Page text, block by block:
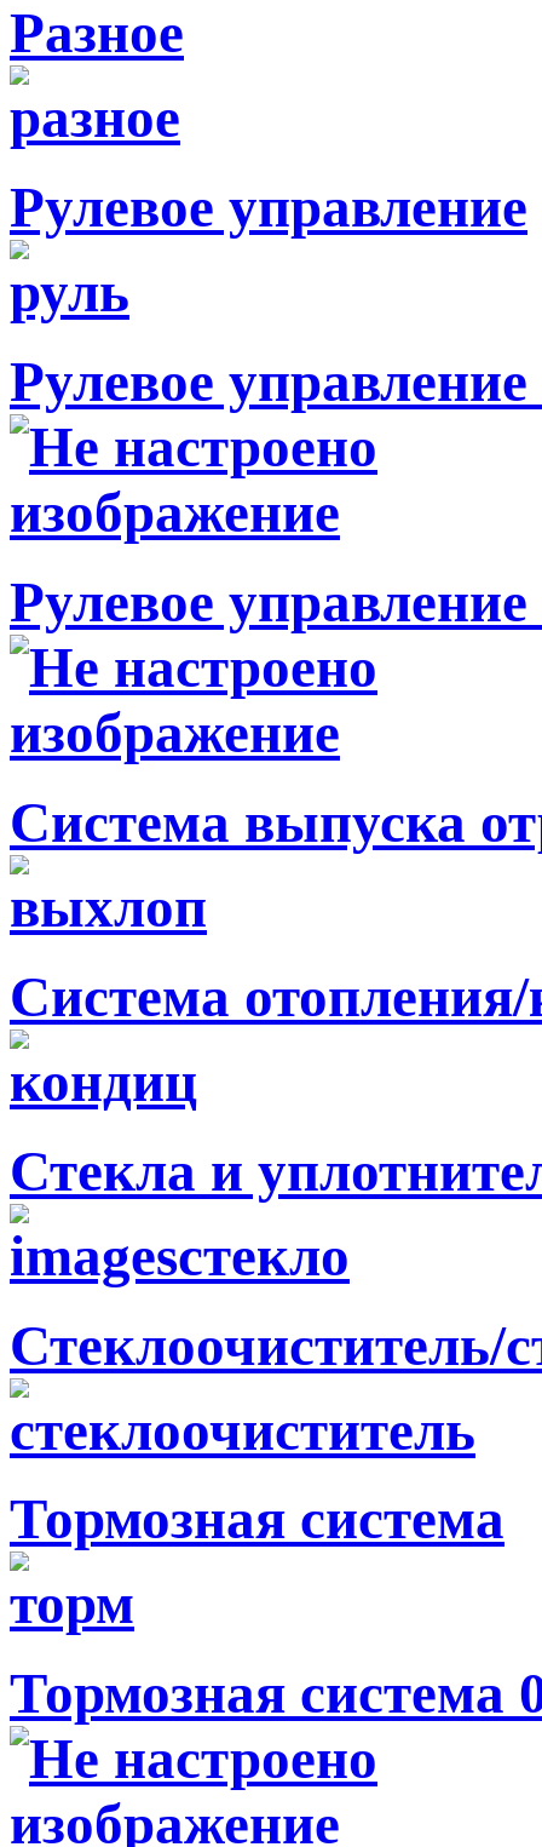
Разное
Рулевое управление
Рулевое управление
Рулевое управление
Система выпуска
Система
Стекла и
Стеклоочиститель/
Тормозная система
Тормозная система